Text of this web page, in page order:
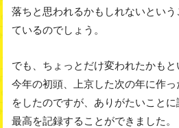
落ちと思われるかもしれないとい
ているのでしょう。
でも、ちょっとだけ変われたかもと
今年の初頭、上京した次の年に作
をしたのですが、ありがたいこと
最高を記録することができました。